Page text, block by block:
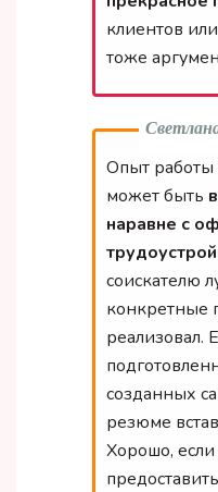
клиентов
тоже
Опыт работы
может быть
наравне с
соискателю
конкретные
реализовал.
созданных
резюме
Хорошо,